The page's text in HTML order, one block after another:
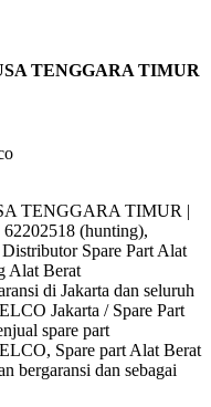
TENGGARA TIMUR
TENGGARA TIMUR |
62202518 (hunting),
Spare Part Alat
Alat Berat
di Jakarta dan seluruh
Jakarta / Spare Part
spare part
Spare part Alat Berat
bergaransi dan sebagai